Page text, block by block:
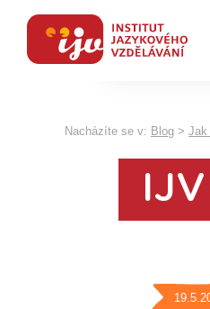
Nacházíte se v: Blog > Jak